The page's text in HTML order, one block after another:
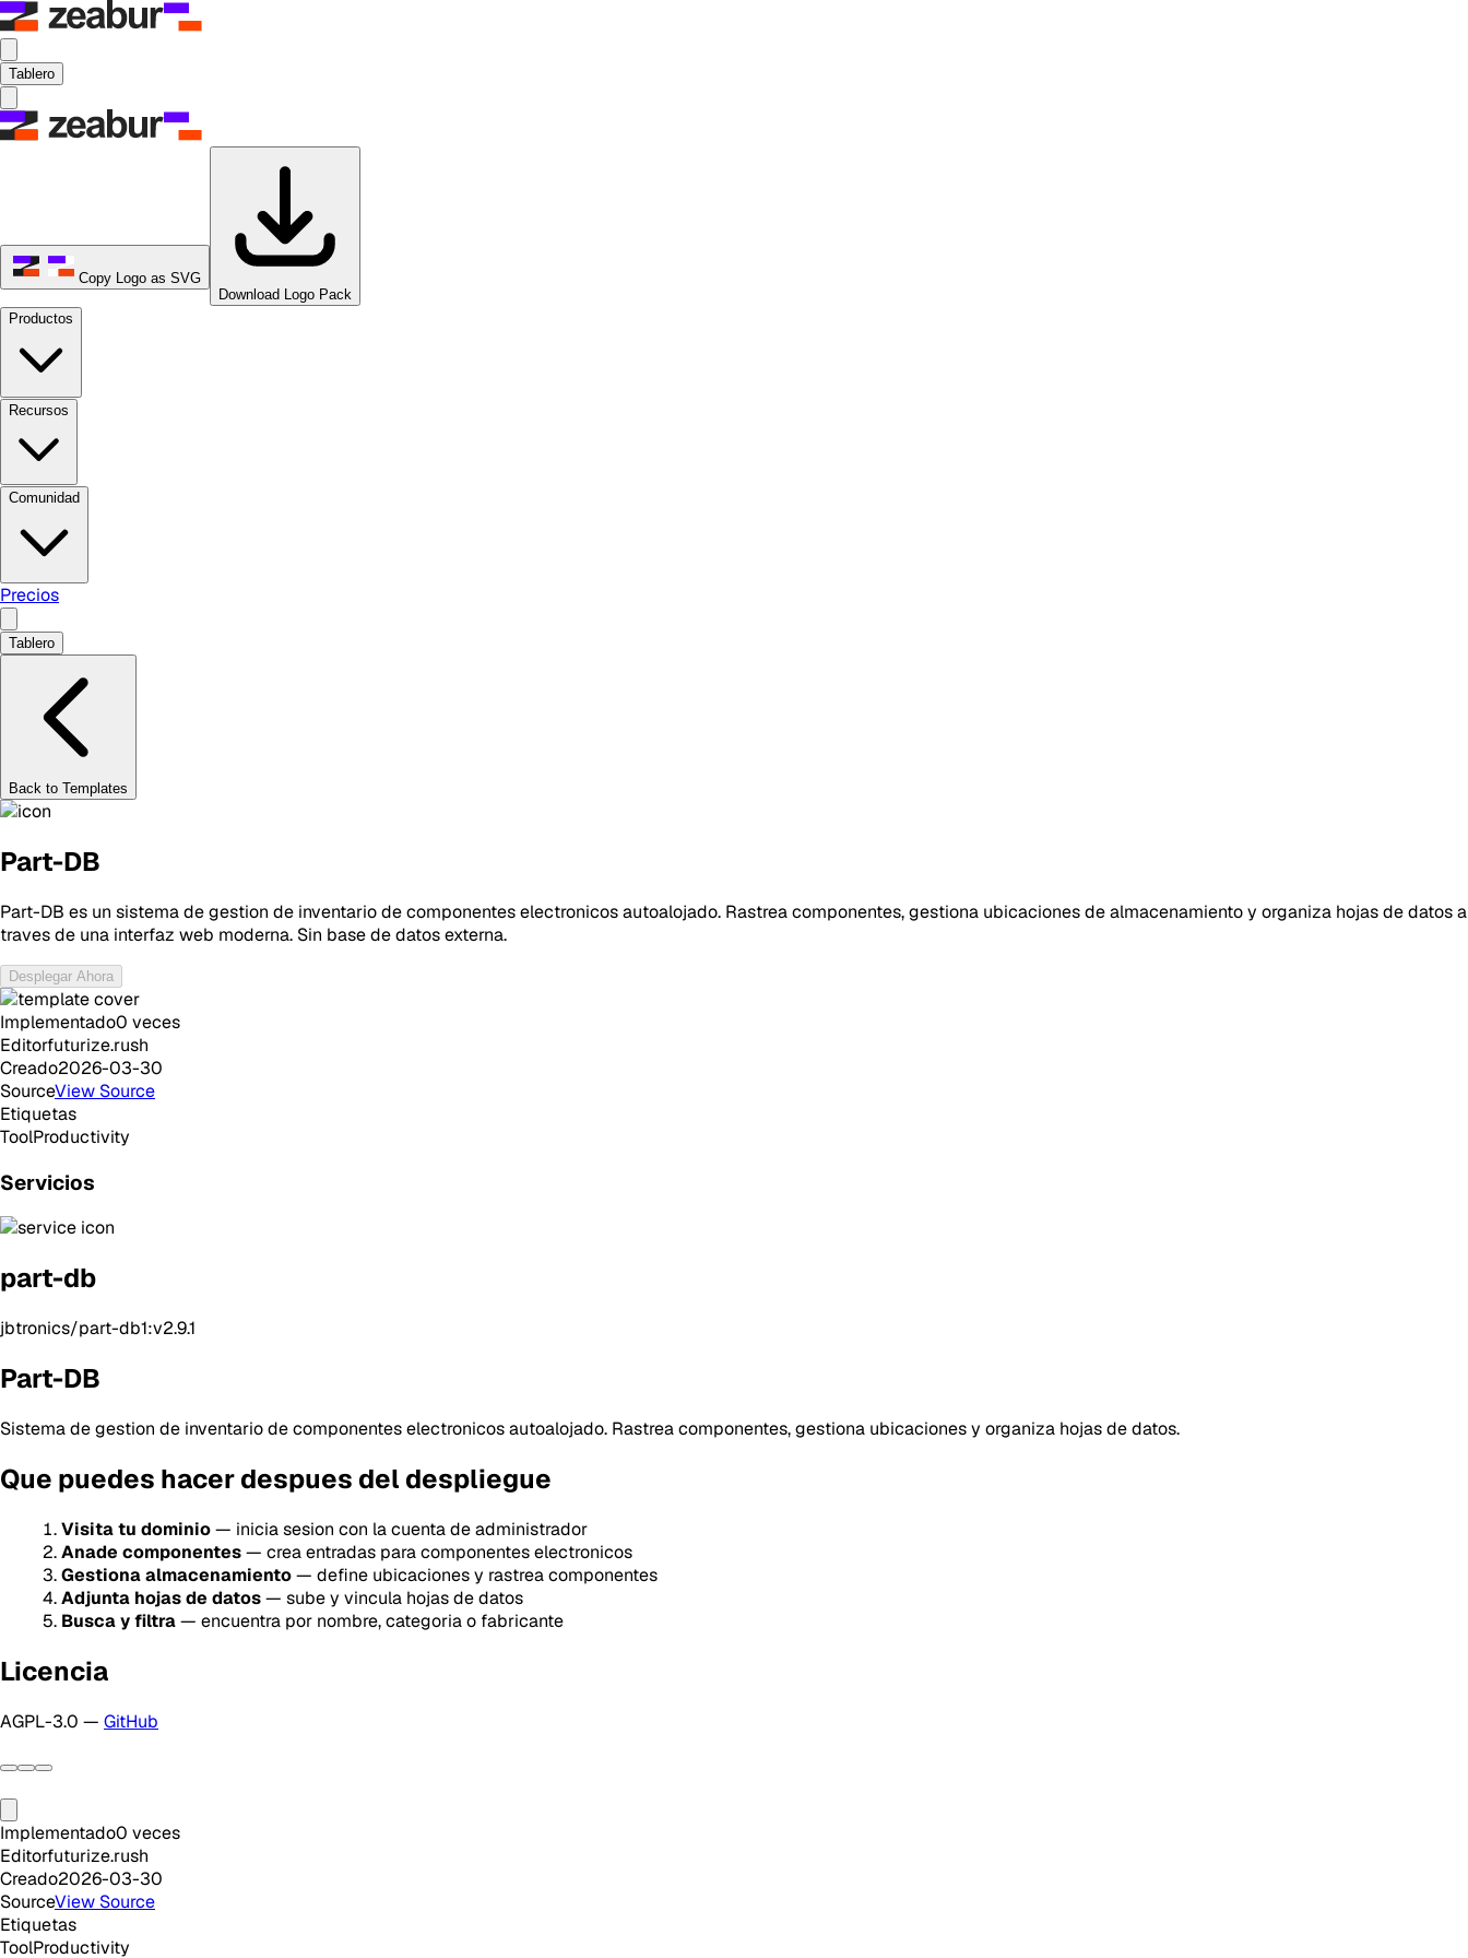
Tablero
Copy Logo as SVG
Download Logo Pack
Productos
Recursos
Comunidad
Precios
Tablero
Back to Templates
Part-DB
Part-DB es un sistema de gestion de inventario de componentes electronicos autoalojado. Rastrea componentes, gestiona ubicaciones de almacenamiento y organiza hojas de datos a
traves de una interfaz web moderna. Sin base de datos externa.
Desplegar Ahora
Implementado0 veces
Editorfuturize.rush
Creado2026-03-30
SourceView Source
Etiquetas
ToolProductivity
Servicios
part-db
jbtronics/part-db1:v2.9.1
Part-DB
Sistema de gestion de inventario de componentes electronicos autoalojado. Rastrea componentes, gestiona ubicaciones y organiza hojas de datos.
Que puedes hacer despues del despliegue
Visita tu dominio— inicia sesion con la cuenta de administrador
Anade componentes— crea entradas para componentes electronicos
Gestiona almacenamiento— define ubicaciones y rastrea componentes
Adjunta hojas de datos— sube y vincula hojas de datos
Busca y filtra— encuentra por nombre, categoria o fabricante
Licencia
AGPL-3.0 — GitHub
Implementado0 veces
Editorfuturize.rush
Creado2026-03-30
SourceView Source
Etiquetas
ToolProductivity